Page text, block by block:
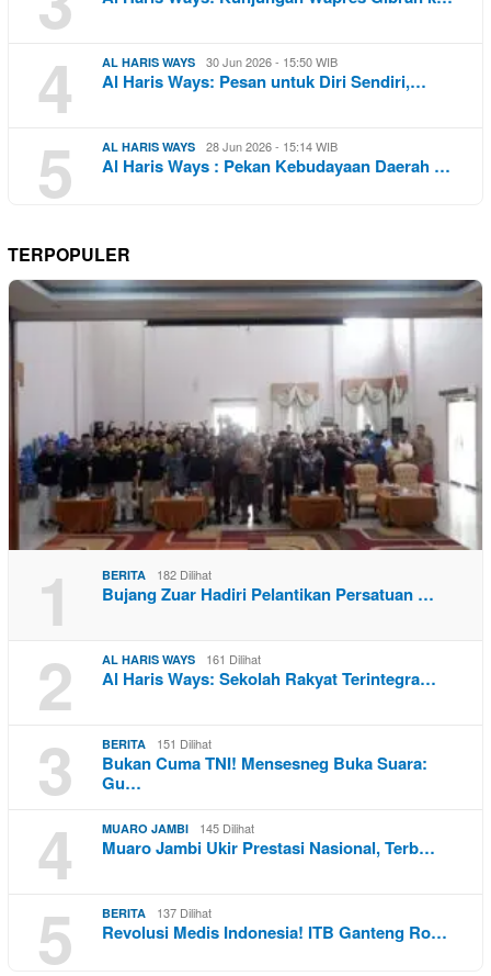
4 AL HARIS WAYS 30 Jun 2026 - 15:50 WIB
Al Haris Ways: Pesan untuk Diri Sendiri,…
5 AL HARIS WAYS 28 Jun 2026 - 15:14 WIB
Al Haris Ways : Pekan Kebudayaan Daerah …
TERPOPULER
1 BERITA 182 Dilihat
Bujang Zuar Hadiri Pelantikan Persatuan …
2 AL HARIS WAYS 161 Dilihat
Al Haris Ways: Sekolah Rakyat Terintegra…
3 BERITA 151 Dilihat
Bukan Cuma TNI! Mensesneg Buka Suara:
Gu…
4 MUARO JAMBI 145 Dilihat
Muaro Jambi Ukir Prestasi Nasional, Terb…
5 BERITA 137 Dilihat
Revolusi Medis Indonesia! ITB Ganteng Ro…